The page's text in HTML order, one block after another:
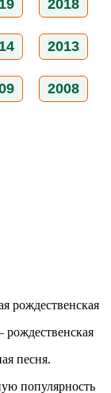
2018
2013
2008
рождественская
песня.
популярность